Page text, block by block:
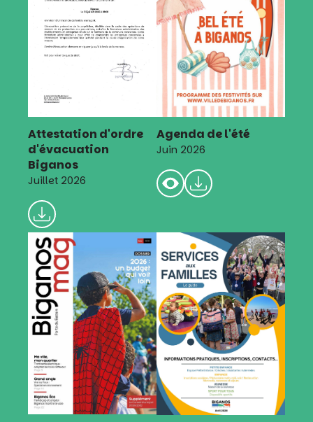
Attestation d'ordre
d'évacuation
Biganos
Juillet 2026
Agenda de l'été
Juin 2026